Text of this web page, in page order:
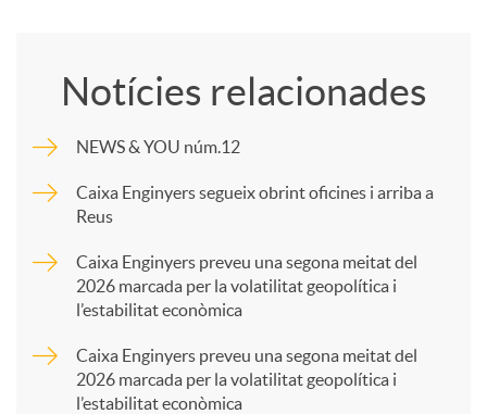
p
a
Notícies relacionades
NEWS & YOU núm.12
Caixa Enginyers segueix obrint oficines i arriba a
Reus
Caixa Enginyers preveu una segona meitat del
2026 marcada per la volatilitat geopolítica i
l’estabilitat econòmica
Caixa Enginyers preveu una segona meitat del
2026 marcada per la volatilitat geopolítica i
l’estabilitat econòmica